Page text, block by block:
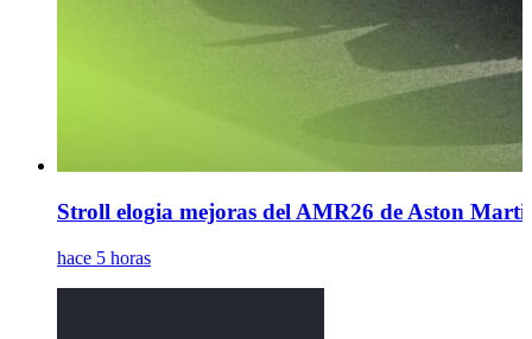
Stroll elogia mejoras del AMR26 de Aston
hace 5 horas